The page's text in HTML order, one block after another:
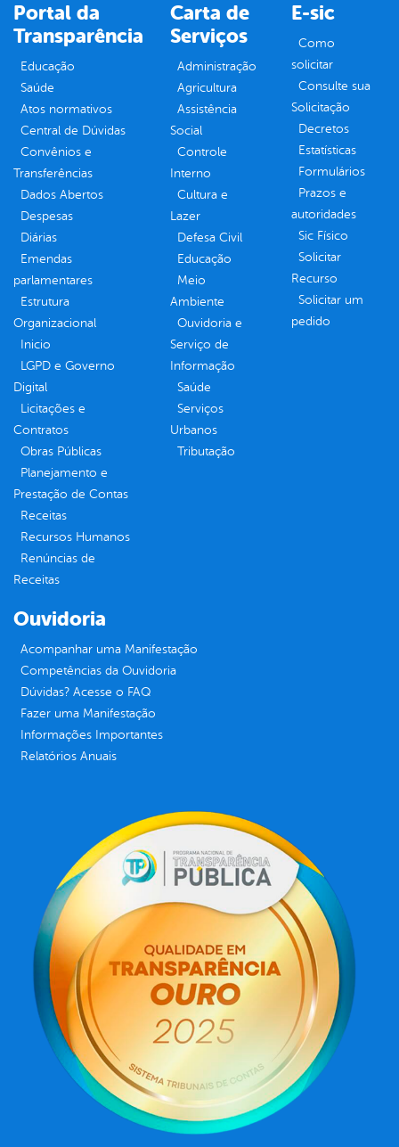
Portal da
Transparência
Educação
Saúde
Atos normativos
Central de Dúvidas
Convênios e
Transferências
Dados Abertos
Despesas
Diárias
Emendas
parlamentares
Estrutura
Organizacional
Inicio
LGPD e Governo
Digital
Licitações e
Contratos
Obras Públicas
Planejamento e
Prestação de Contas
Receitas
Recursos Humanos
Renúncias de
Receitas
Carta de
Serviços
Administração
Agricultura
Assistência
Social
Controle
Interno
Cultura e
Lazer
Defesa Civil
Educação
Meio
Ambiente
Ouvidoria e
Serviço de
Informação
Saúde
Serviços
Urbanos
Tributação
E-sic
Como
solicitar
Consulte sua
Solicitação
Decretos
Estatísticas
Formulários
Prazos e
autoridades
Sic Físico
Solicitar
Recurso
Solicitar um
pedido
Ouvidoria
Acompanhar uma Manifestação
Competências da Ouvidoria
Dúvidas? Acesse o FAQ
Fazer uma Manifestação
Informações Importantes
Relatórios Anuais